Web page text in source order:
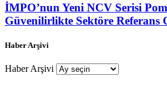
İMPO’nun Yeni NCV Serisi
Güvenilirlikte Sektöre Referans
Haber Arşivi
Haber Arşivi